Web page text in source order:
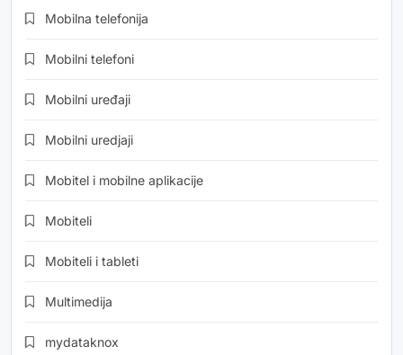
Mobilna telefonija
Mobilni telefoni
Mobilni uređaji
Mobilni uredjaji
Mobitel i mobilne aplikacije
Mobiteli
Mobiteli i tableti
Multimedija
mydataknox